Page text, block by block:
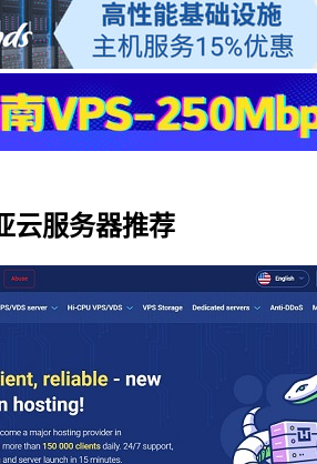
云服务器推荐